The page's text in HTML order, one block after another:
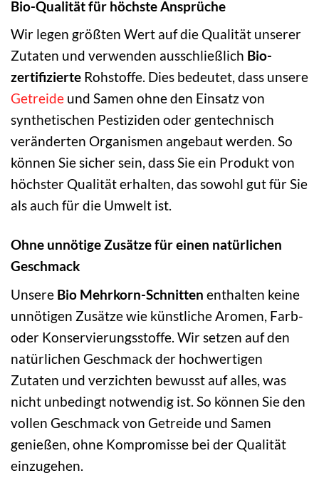
Bio-Qualität für höchste Ansprüche
Wir legen größten Wert auf die Qualität unserer
Zutaten und verwenden ausschließlich Bio-
zertifizierte Rohstoffe. Dies bedeutet, dass unsere
Getreide und Samen ohne den Einsatz von
synthetischen Pestiziden oder gentechnisch
veränderten Organismen angebaut werden. So
können Sie sicher sein, dass Sie ein Produkt von
höchster Qualität erhalten, das sowohl gut für Sie
als auch für die Umwelt ist.
Ohne unnötige Zusätze für einen natürlichen
Geschmack
Unsere Bio Mehrkorn-Schnitten enthalten keine
unnötigen Zusätze wie künstliche Aromen, Farb-
oder Konservierungsstoffe. Wir setzen auf den
natürlichen Geschmack der hochwertigen
Zutaten und verzichten bewusst auf alles, was
nicht unbedingt notwendig ist. So können Sie den
vollen Geschmack von Getreide und Samen
genießen, ohne Kompromisse bei der Qualität
einzugehen.